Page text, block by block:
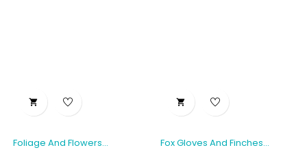

Foliage And Flowers...

Fox Gloves And Finches...